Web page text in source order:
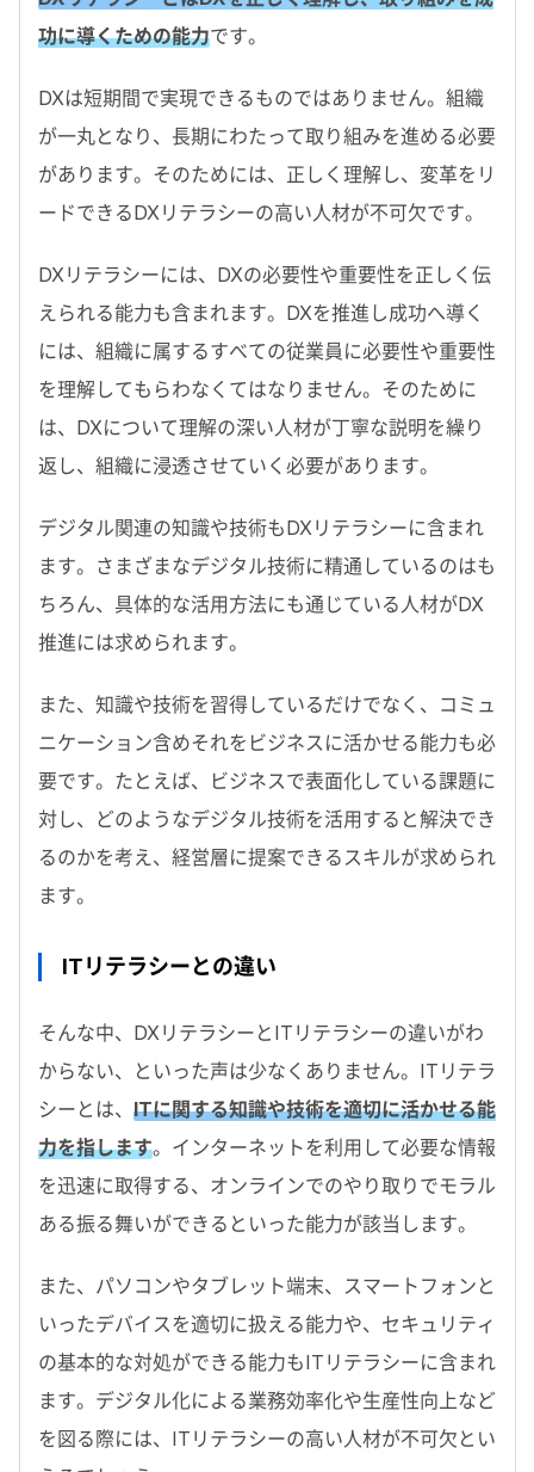
功に導くための能力です。
DXは短期間で実現できるものではありません。組織
が一丸となり、長期にわたって取り組みを進める必要
があります。そのためには、正しく理解し、変革をリ
ードできるDXリテラシーの高い人材が不可欠です。
DXリテラシーには、DXの必要性や重要性を正しく伝
えられる能力も含まれます。DXを推進し成功へ導く
には、組織に属するすべての従業員に必要性や重要性
を理解してもらわなくてはなりません。そのために
は、DXについて理解の深い人材が丁寧な説明を繰り
返し、組織に浸透させていく必要があります。
デジタル関連の知識や技術もDXリテラシーに含まれ
ます。さまざまなデジタル技術に精通しているのはも
ちろん、具体的な活用方法にも通じている人材がDX
推進には求められます。
また、知識や技術を習得しているだけでなく、コミュ
ニケーション含めそれをビジネスに活かせる能力も必
要です。たとえば、ビジネスで表面化している課題に
対し、どのようなデジタル技術を活用すると解決でき
るのかを考え、経営層に提案できるスキルが求められ
ます。
ITリテラシーとの違い
そんな中、DXリテラシーとITリテラシーの違いがわ
からない、といった声は少なくありません。ITリテラ
シーとは、 ITに関する知識や技術を適切に活かせる能
力を指します。インターネットを利用して必要な情報
を迅速に取得する、オンラインでのやり取りでモラル
ある振る舞いができるといった能力が該当します。
また、パソコンやタブレット端末、スマートフォンと
いったデバイスを適切に扱える能力や、セキュリティ
の基本的な対処ができる能力もITリテラシーに含まれ
ます。デジタル化による業務効率化や生産性向上など
を図る際には、ITリテラシーの高い人材が不可欠とい